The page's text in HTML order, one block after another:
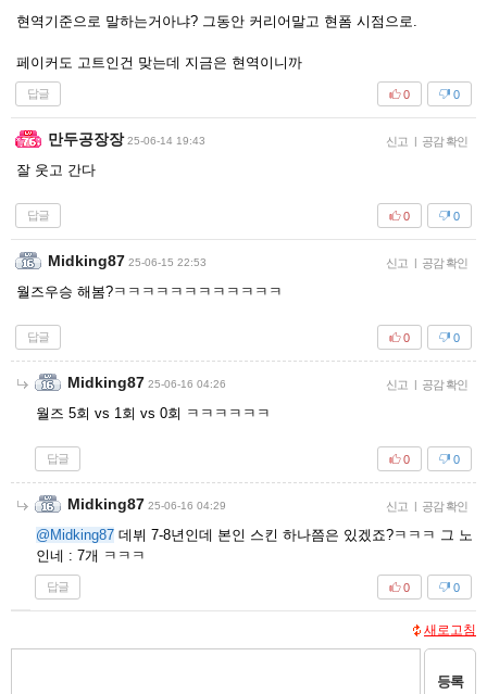
현역기준으로 말하는거아냐? 그동안 커리어말고 현폼 시점으로.
페이커도 고트인건 맞는데 지금은 현역이니까
답글 0
0
만두공장장 25-06-14 19:43 신고 | 공감 확인
잘 웃고 간다
답글 0
0
Midking87 25-06-15 22:53 신고 | 공감 확인
월즈우승 해봄?ㅋㅋㅋㅋㅋㅋㅋㅋㅋㅋㅋㅋ
답글 0
0
Midking87 25-06-16 04:26 신고 | 공감 확인
월즈 5회 vs 1회 vs 0회 ㅋㅋㅋㅋㅋㅋ
답글 0
0
Midking87 25-06-16 04:29 신고 | 공감 확인
@Midking87 데뷔 7-8년인데 본인 스킨 하나쯤은 있겠죠?ㅋㅋㅋ 그 노
인네 : 7개 ㅋㅋㅋ
답글 0
0
새로고침
등록